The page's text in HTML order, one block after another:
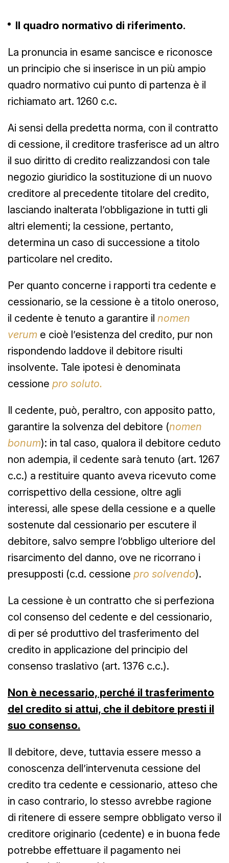
Il quadro normativo di riferimento.
La pronuncia in esame sancisce e riconosce
un principio che si inserisce in un più ampio
quadro normativo cui punto di partenza è il
richiamato art. 1260 c.c.
Ai sensi della predetta norma, con il contratto
di cessione, il creditore trasferisce ad un altro
il suo diritto di credito realizzandosi con tale
negozio giuridico la sostituzione di un nuovo
creditore al precedente titolare del credito,
lasciando inalterata l’obbligazione in tutti gli
altri elementi; la cessione, pertanto,
determina un caso di successione a titolo
particolare nel credito.
Per quanto concerne i rapporti tra cedente e
cessionario, se la cessione è a titolo oneroso,
il cedente è tenuto a garantire il nomen
verum e cioè l’esistenza del credito, pur non
rispondendo laddove il debitore risulti
insolvente. Tale ipotesi è denominata
cessione pro soluto.
Il cedente, può, peraltro, con apposito patto,
garantire la solvenza del debitore (nomen
bonum): in tal caso, qualora il debitore ceduto
non adempia, il cedente sarà tenuto (art. 1267
c.c.) a restituire quanto aveva ricevuto come
corrispettivo della cessione, oltre agli
interessi, alle spese della cessione e a quelle
sostenute dal cessionario per escutere il
debitore, salvo sempre l’obbligo ulteriore del
risarcimento del danno, ove ne ricorrano i
presupposti (c.d. cessione pro solvendo).
La cessione è un contratto che si perfeziona
col consenso del cedente e del cessionario,
di per sé produttivo del trasferimento del
credito in applicazione del principio del
consenso traslativo (art. 1376 c.c.).
Non è necessario, perché il trasferimento
del credito si attui, che il debitore presti il
suo consenso.
Il debitore, deve, tuttavia essere messo a
conoscenza dell’intervenuta cessione del
credito tra cedente e cessionario, atteso che
in caso contrario, lo stesso avrebbe ragione
di ritenere di essere sempre obbligato verso il
creditore originario (cedente) e in buona fede
potrebbe effettuare il pagamento nei